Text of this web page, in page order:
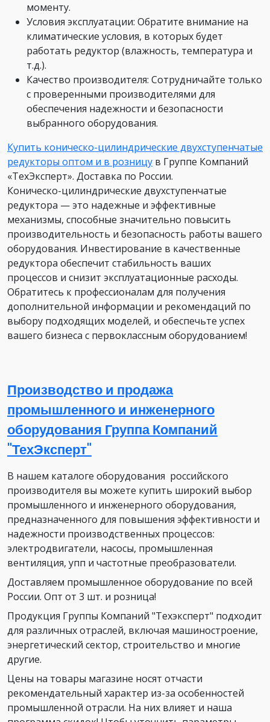
моменту.
Условия эксплуатации: Обратите внимание на
климатические условия, в которых будет
работать редуктор (влажность, температура и
т.д.).
Качество производителя: Сотрудничайте только
с проверенными производителями для
обеспечения надежности и безопасности
выбранного оборудования.
Купить коническо-цилиндрические двухступенчатые
редукторы оптом и в розницу в Группе Компаний
«ТехЭксперт». Доставка по России.
Коническо-цилиндрические двухступенчатые
редуктора — это надежные и эффективные
механизмы, способные значительно повысить
производительность и безопасность работы вашего
оборудования. Инвестирование в качественные
редуктора обеспечит стабильность ваших
процессов и снизит эксплуатационные расходы.
Обратитесь к профессионалам для получения
дополнительной информации и рекомендаций по
выбору подходящих моделей, и обеспечьте успех
вашего бизнеса с первоклассным оборудованием!
Производство и продажа
промышленного и инженерного
оборудования Группа Компаний
"ТехЭксперт"
В нашем каталоге оборудования российского
производителя вы можете купить широкий выбор
промышленного и инженерного оборудования,
предназначенного для повышения эффективности и
надежности производственных процессов:
электродвигатели, насосы, промышленная
вентиляция, упп и частотные преобразователи.
Доставляем промышленное оборудование по всей
России. Опт от 3 шт. и розница!
Продукция Группы Компаний "Техэксперт" подходит
для различных отраслей, включая машиностроение,
энергетический сектор, строительство и многие
другие.
Цены на товары магазине носят отчасти
рекомендательный характер из-за особенностей
промышленной отрасли. На них влияет и наша